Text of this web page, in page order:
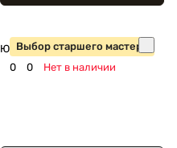
Выбор старшего мастера
Юньнань Е Шен Хун Ча
0
0 Нет в наличии